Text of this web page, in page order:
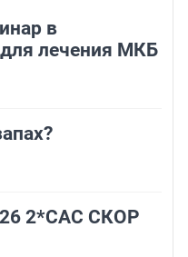
в
для лечения МКБ
2*CAC СКОР